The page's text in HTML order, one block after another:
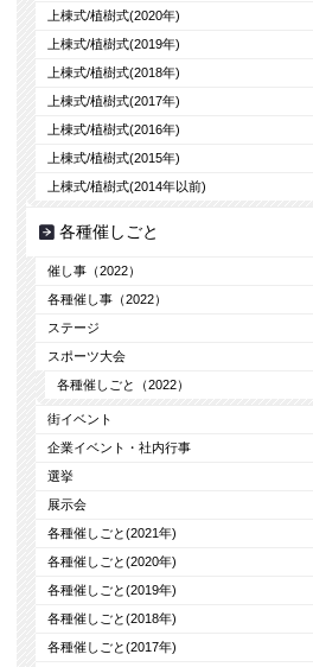
上棟式/植樹式(2020年)
上棟式/植樹式(2019年)
上棟式/植樹式(2018年)
上棟式/植樹式(2017年)
上棟式/植樹式(2016年)
上棟式/植樹式(2015年)
上棟式/植樹式(2014年以前)
各種催しごと
催し事（2022）
各種催し事（2022）
ステージ
スポーツ大会
各種催しごと（2022）
街イベント
企業イベント・社内行事
選挙
展示会
各種催しごと(2021年)
各種催しごと(2020年)
各種催しごと(2019年)
各種催しごと(2018年)
各種催しごと(2017年)